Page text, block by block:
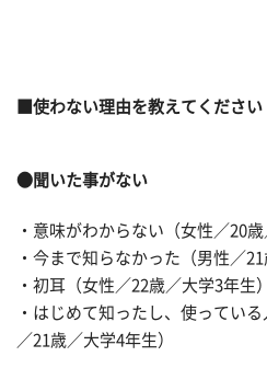
■使わない理由を教えてください
●聞いた事がない
・意味がわからない（女性／20歳
・今まで知らなかった（男性／21
・初耳（女性／22歳／大学3年生）
・はじめて知ったし、使ってい
／21歳／大学4年生）